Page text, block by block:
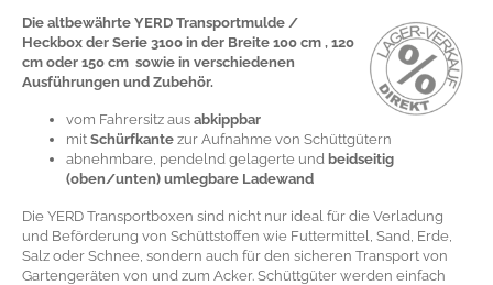
Die altbewährte YERD Transportmulde /
Heckbox der Serie 3100 in der Breite 100 cm , 120
cm oder 150 cm sowie in verschiedenen
Ausführungen und Zubehör.
vom Fahrersitz aus abkippbar
mit Schürfkante zur Aufnahme von Schüttgütern
abnehmbare, pendelnd gelagerte und beidseitig
(oben/unten) umlegbare Ladewand
Die YERD Transportboxen sind nicht nur ideal für die Verladung
und Beförderung von Schüttstoffen wie Futtermittel, Sand, Erde,
Salz oder Schnee, sondern auch für den sicheren Transport von
Gartengeräten von und zum Acker. Schüttgüter werden einfach